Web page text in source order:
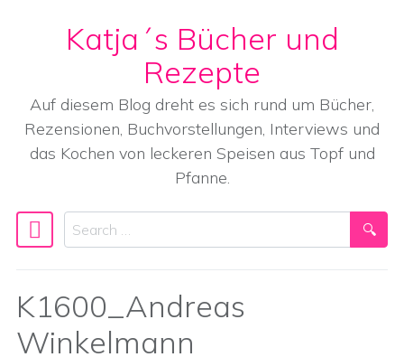
Skip to content
Katja´s Bücher und
Rezepte
Auf diesem Blog dreht es sich rund um Bücher,
Rezensionen, Buchvorstellungen, Interviews und
das Kochen von leckeren Speisen aus Topf und
Pfanne.
Main Navigation
Search
K1600_Andreas
Winkelmann